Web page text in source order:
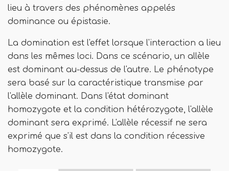
lieu à travers des phénomènes appelés
dominance ou épistasie.
La domination est l'effet lorsque l'interaction a lieu
dans les mêmes loci. Dans ce scénario, un allèle
est dominant au-dessus de l'autre. Le phénotype
sera basé sur la caractéristique transmise par
l'allèle dominant. Dans l'état dominant
homozygote et la condition hétérozygote, l'allèle
dominant sera exprimé. L'allèle récessif ne sera
exprimé que s'il est dans la condition récessive
homozygote.